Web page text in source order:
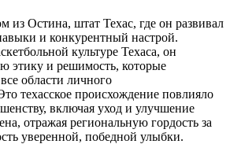
из Остина, штат Техас, где он развивал
и конкурентный настрой.
культуре Техаса, он
этику и решимость, которые
области личного
техасское происхождение повлияло
включая уход и улучшение
отражая региональную гордость за
уверенной, победной улыбки.